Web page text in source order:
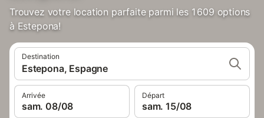
Trouvez votre location parfaite parmi les 1 609 options
à Estepona!
Destination
Estepona, Espagne
Arrivée
sam. 08/08
Départ
sam. 15/08